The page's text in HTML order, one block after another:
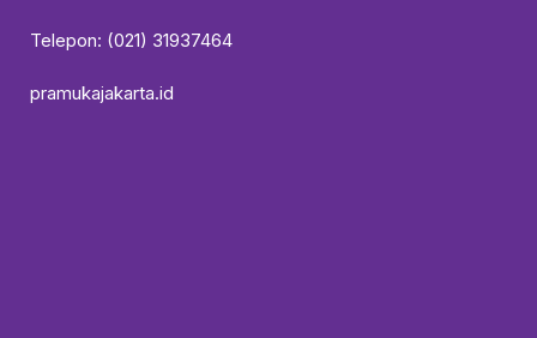
Telepon: (021) 31937464
pramukajakarta.id